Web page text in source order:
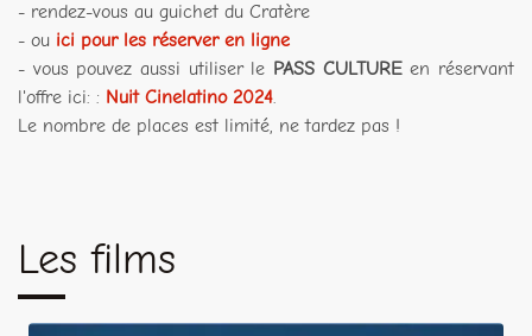
- rendez-vous au guichet du Cratère
- ou ici pour les réserver en ligne
- vous pouvez aussi utiliser le PASS CULTUREen réservant
l'offre ici: : Nuit Cinelatino 2024.
Le nombre de places est limité, ne tardez pas !
Les films